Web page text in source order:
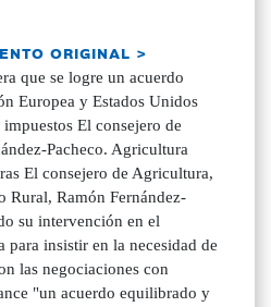
ORIGINAL >
que se logre un acuerdo
Europea y Estados Unidos
El consejero de
Pacheco. Agricultura
El consejero de Agricultura,
Rural, Ramón Fernández-
su intervención en el
para insistir en la necesidad de
las negociaciones con
"un acuerdo equilibrado y